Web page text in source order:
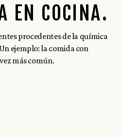
EN COCINA.
procedentes de la química
ejemplo: la comida con
más común.